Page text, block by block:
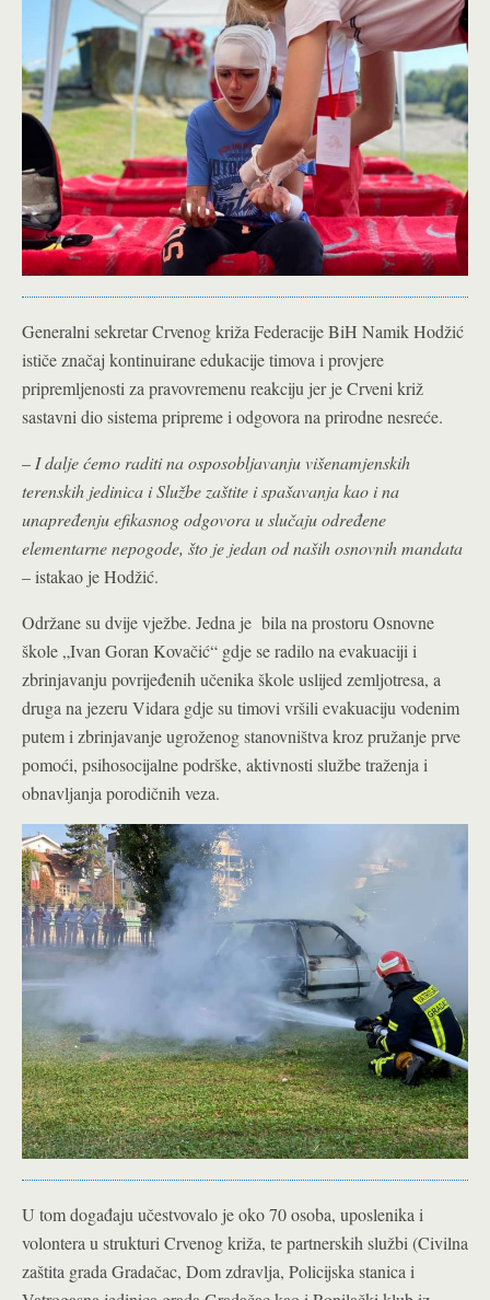
Generalni sekretar Crvenog križa Federacije BiH Namik Hodžić
ističe značaj kontinuirane edukacije timova i provjere
pripremljenosti za pravovremenu reakciju jer je Crveni križ
sastavni dio sistema pripreme i odgovora na prirodne nesreće.
– I dalje ćemo raditi na osposobljavanju višenamjenskih
terenskih jedinica i Službe zaštite i spašavanja kao i na
unapređenju efikasnog odgovora u slučaju određene
elementarne nepogode, što je jedan od naših osnovnih mandata
– istakao je Hodžić.
Održane su dvije vježbe. Jedna je bila na prostoru Osnovne
škole „Ivan Goran Kovačić“ gdje se radilo na evakuaciji i
zbrinjavanju povrijeđenih učenika škole uslijed zemljotresa, a
druga na jezeru Vidara gdje su timovi vršili evakuaciju vodenim
putem i zbrinjavanje ugroženog stanovništva kroz pružanje prve
pomoći, psihosocijalne podrške, aktivnosti službe traženja i
obnavljanja porodičnih veza.
U tom događaju učestvovalo je oko 70 osoba, uposlenika i
volontera u strukturi Crvenog križa, te partnerskih službi (Civilna
zaštita grada Gradačac, Dom zdravlja, Policijska stanica i